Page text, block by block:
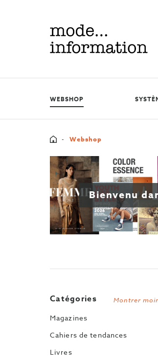
Mode
information
WEBSHOP
HomeWebshop
Bienvenu
Catégories Montrer
Magazines
Cahiers de tendances
Livres